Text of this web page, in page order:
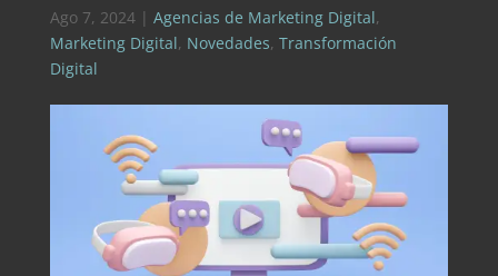
Ago 7, 2024| Agencias de Marketing Digital,
Marketing Digital, Novedades, Transformación
Digital